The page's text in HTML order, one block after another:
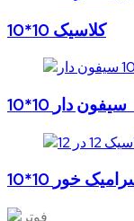
10*10 کلاسیک